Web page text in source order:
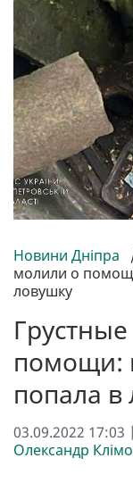
Новини Дніпра
молили о
ловушку
помощи:
попала в
03.09.2022 17:03 |
Олександр